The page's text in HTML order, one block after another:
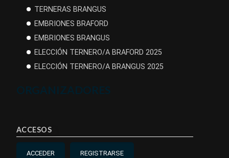
TERNERAS BRANGUS
EMBRIONES BRAFORD
EMBRIONES BRANGUS
ELECCIÓN TERNERO/A BRAFORD 2025
ELECCIÓN TERNERO/A BRANGUS 2025
ORGANIZADORES
ACCESOS
ACCEDER REGISTRARSE